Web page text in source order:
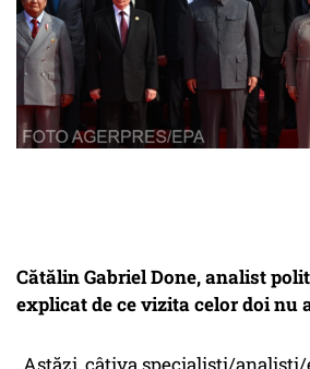
Cătălin Gabriel Done, analist
explicat de ce vizita celor doi nu
„Astăzi, câțiva specialiști/